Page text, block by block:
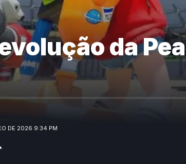
da
DE 2026 9:34 PM